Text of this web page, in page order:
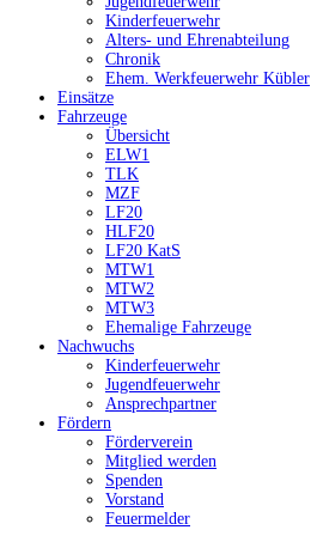
Kinderfeuerwehr
Alters- und Ehrenabteilung
Chronik
Ehem. Werkfeuerwehr Kübler
Einsätze
Fahrzeuge
Übersicht
ELW1
TLK
MZF
LF20
HLF20
LF20 KatS
MTW1
MTW2
MTW3
Ehemalige Fahrzeuge
Nachwuchs
Kinderfeuerwehr
Jugendfeuerwehr
Ansprechpartner
Fördern
Förderverein
Mitglied werden
Spenden
Vorstand
Feuermelder